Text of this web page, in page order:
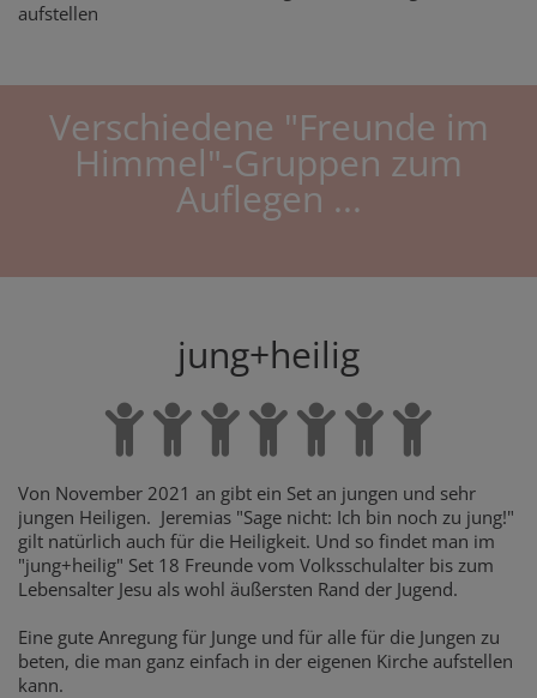
aufstellen
Verschiedene "Freunde im
Himmel"-Gruppen zum
Auflegen ...
jung+heilig
Von November 2021 an gibt ein Set an jungen und sehr
jungen Heiligen. Jeremias "Sage nicht: Ich bin noch zu jung!"
gilt natürlich auch für die Heiligkeit. Und so findet man im
"jung+heilig" Set 18 Freunde vom Volksschulalter bis zum
Lebensalter Jesu als wohl äußersten Rand der Jugend.
Eine gute Anregung für Junge und für alle für die Jungen zu
beten, die man ganz einfach in der eigenen Kirche aufstellen
kann.